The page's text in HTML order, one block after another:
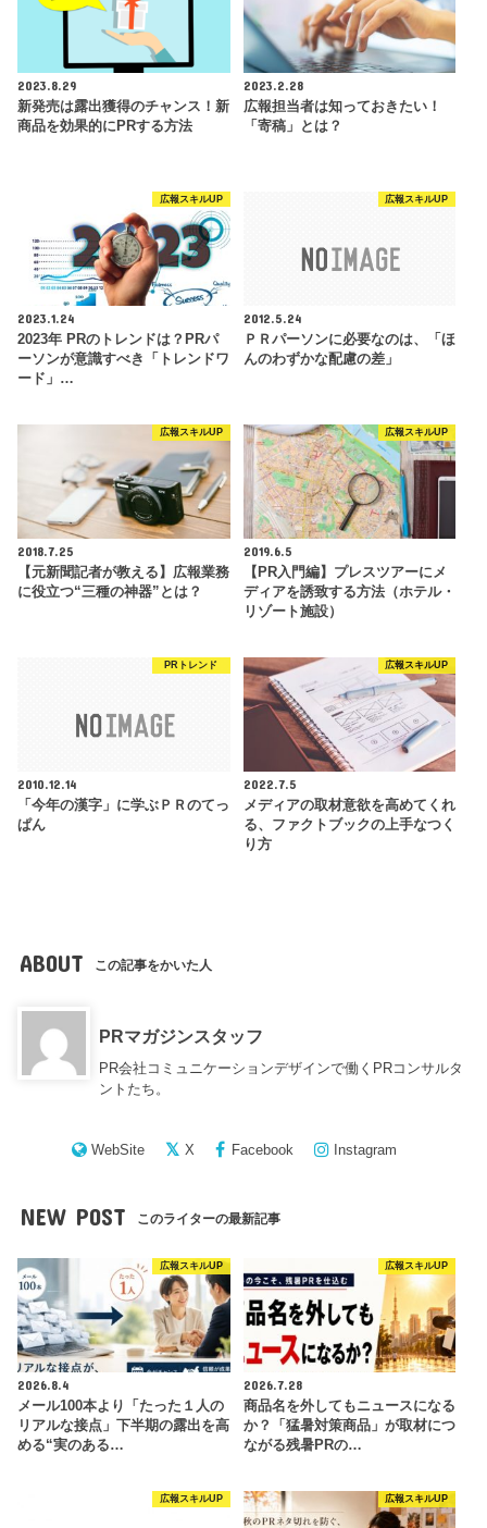
2023.8.29
新発売は露出獲得のチャンス！新
商品を効果的にPRする方法
2023.2.28
広報担当者は知っておきたい！
「寄稿」とは？
広報スキルUP
2023.1.24
2023年 PRのトレンドは？PRパ
ーソンが意識すべき「トレンドワ
ード」…
広報スキルUP
2012.5.24
ＰＲパーソンに必要なのは、「ほ
んのわずかな配慮の差」
広報スキルUP
2018.7.25
【元新聞記者が教える】広報業務
に役立つ“三種の神器”とは？
広報スキルUP
2019.6.5
【PR入門編】プレスツアーにメ
ディアを誘致する方法（ホテル・
リゾート施設）
PRトレンド
2010.12.14
「今年の漢字」に学ぶＰＲのてっ
ぱん
広報スキルUP
2022.7.5
メディアの取材意欲を高めてくれ
る、ファクトブックの上手なつく
り方
ABOUT この記事をかいた人
PRマガジンスタッフ
PR会社コミュニケーションデザインで働くPRコンサルタ
ントたち。
WebSite X Facebook Instagram
NEW POST このライターの最新記事
広報スキルUP
2026.8.4
メール100本より「たった１人の
リアルな接点」下半期の露出を高
める“実のある…
広報スキルUP
2026.7.28
商品名を外してもニュースになる
か？「猛暑対策商品」が取材につ
ながる残暑PRの…
広報スキルUP 広報スキルUP